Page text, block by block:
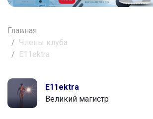
Главная
Члены клуба
E11ektra
E11ektra
Великий магистр